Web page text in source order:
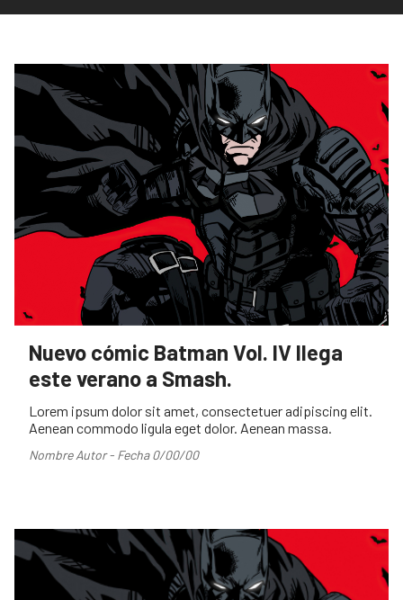
Nuevo cómic Batman Vol. IV llega
este verano a Smash.
Lorem ipsum dolor sit amet, consectetuer adipiscing elit.
Aenean commodo ligula eget dolor. Aenean massa.
Nombre Autor - Fecha 0/00/00